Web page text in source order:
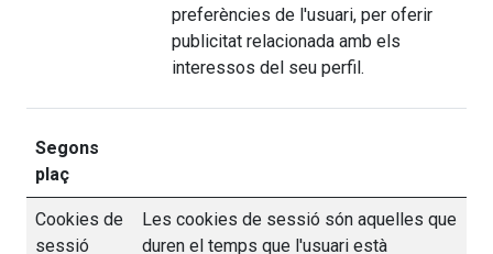
preferències de l'usuari, per oferir
publicitat relacionada amb els
interessos del seu perfil.
Segons
plaç
Cookies de
sessió
Les cookies de sessió són aquelles que
duren el temps que l'usuari està